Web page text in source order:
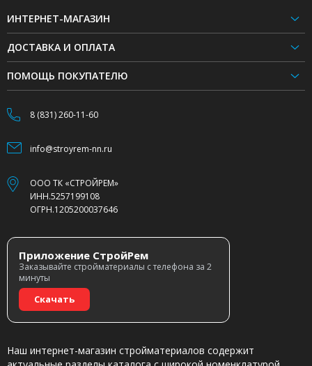
ИНТЕРНЕТ-МАГАЗИН
ДОСТАВКА И ОПЛАТА
ПОМОЩЬ ПОКУПАТЕЛЮ
8 (831) 260-11-60
info@stroyrem-nn.ru
ООО ТК «СТРОЙРЕМ»
ИНН.5257199108
ОГРН.1205200037646
Приложение СтройРем
Заказывайте стройматериалы с телефона за 2
минуты
Скачать
Наш интернет-магазин стройматериалов содержит